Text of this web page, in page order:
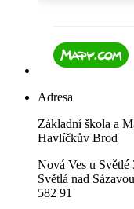
Adresa
Základní škola a
Havlíčkův Brod
Nová Ves u Světlé
Světlá nad Sázavou
582 91